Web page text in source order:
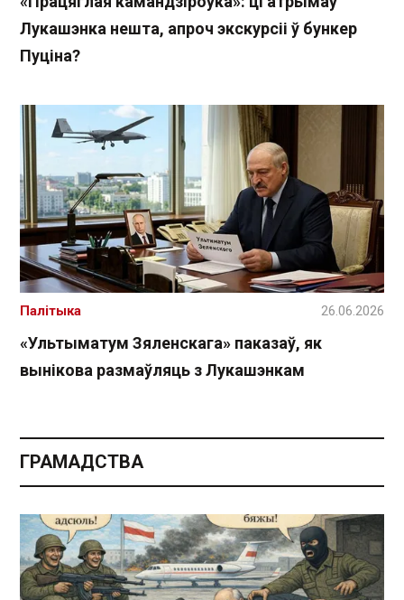
Лукашэнка нешта, апроч экскурсіі ў бункер
Пуціна?
«Ультыматум Зяленскага» паказаў, як
вынікова размаўляць з Лукашэнкам
Палітыка 26.06.2026
ГРАМАДСТВА